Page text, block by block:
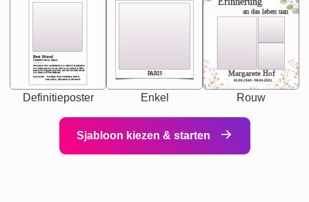
Best Friend
[<NAME>] Noun, feminie
Synonyms: Soulmate, closet confidante, sister at
heart person, life partner in adventure.
The person who understands you without explanation
you accepts just as you are. She's your partner in life's,
chaos your biggest supporter, and the one with whom
you share your best memories.
Definitieposter
PARIS
Enkel
an das leben uan
Margarete Hof
02.05.1940 - 08.04.2021
Rouw
Sjabloon kiezen & starten